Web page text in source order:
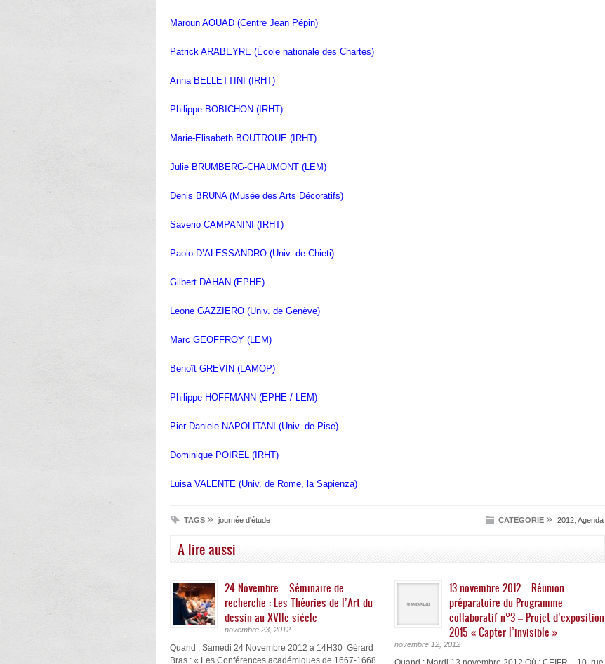
Maroun AOUAD (Centre Jean Pépin)
Patrick ARABEYRE (École nationale des Chartes)
Anna BELLETTINI (IRHT)
Philippe BOBICHON (IRHT)
Marie-Elisabeth BOUTROUE (IRHT)
Julie BRUMBERG-CHAUMONT (LEM)
Denis BRUNA (Musée des Arts Décoratifs)
Saverio CAMPANINI (IRHT)
Paolo D’ALESSANDRO (Univ. de Chieti)
Gilbert DAHAN (EPHE)
Leone GAZZIERO (Univ. de Genève)
Marc GEOFFROY (LEM)
Benoît GREVIN (LAMOP)
Philippe HOFFMANN (EPHE / LEM)
Pier Daniele NAPOLITANI (Univ. de Pise)
Dominique POIREL (IRHT)
Luisa VALENTE (Univ. de Rome, la Sapienza)
TAGS » journée d'étude CATEGORIE » 2012 Agenda
A lire aussi
24 Novembre – Séminaire de
recherche : Les Théories de l’Art du
dessin au XVIIe siècle
novembre 23, 2012
Quand : Samedi 24 Novembre 2012 à 14H30 Gérard
Bras : « Les Conférences académiques de 1667-1668
13 novembre 2012 – Réunion
préparatoire du Programme
collaboratif n°3 – Projet d’exposition
2015 « Capter l’invisible »
novembre 12, 2012